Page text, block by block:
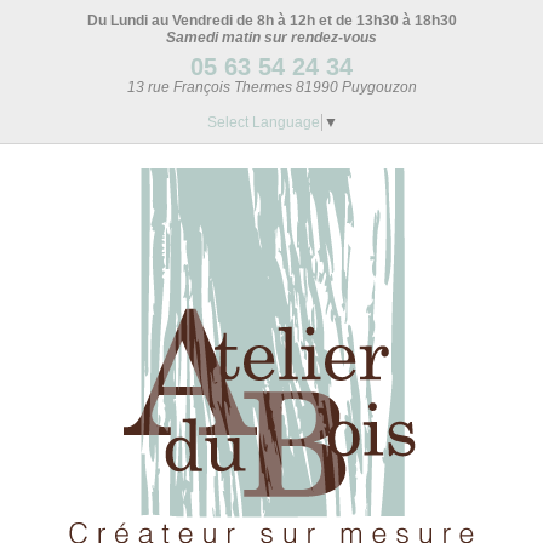
Du Lundi au Vendredi de 8h à 12h et de 13h30 à 18h30
Samedi matin sur rendez-vous
05 63 54 24 34
13 rue François Thermes 81990 Puygouzon
Select Language ▼